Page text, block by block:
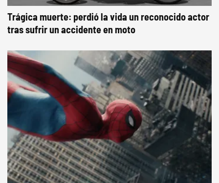
Trágica muerte: perdió la vida un reconocido actor
tras sufrir un accidente en moto